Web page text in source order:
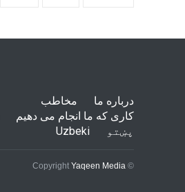
درباره ما
مخاطب
کاری که ما انجام می دهیم
پښتو
Uzbeki
© Copyright
Yaqeen Media